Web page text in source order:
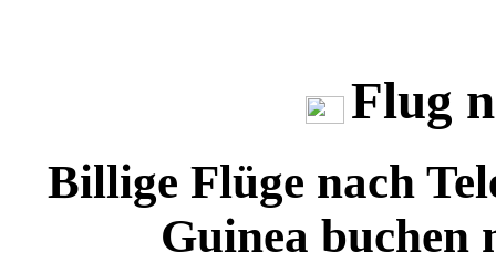
Flug
Billige Flüge nach
Guinea